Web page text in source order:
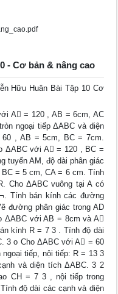
- Cơ bản & nâng cao
Hữu Huân Bài Tập 10 Cơ
A = 120 , AB = 6cm, AC
ngoại tiếp ΔABC và diện
, AB = 5cm, BC = 7cm.
ΔABC với A = 120 , BC =
tuyến AM, độ dài phân giác
= 5 cm, CA = 6 cm. Tính
Cho ΔABC vuông tại A có
Tính bán kính các đường
đường phân giác trong AD
ΔABC với AB = 8cm và A
kính R = 7 3 . Tính độ dài
3 o Cho ΔABC với A = 60
tiếp, nội tiếp: R = 13 3
và diện tích ΔABC. 3 2
CH = 7 3 , nội tiếp trong
độ dài các cạnh và diện